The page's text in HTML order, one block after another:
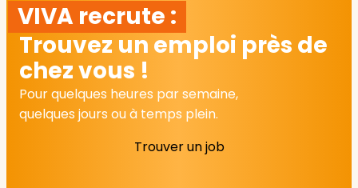
VIVA recrute :
Trouvez un emploi près de
chez vous !
Pour quelques heures par semaine,
quelques jours ou à temps plein.
Trouver un job